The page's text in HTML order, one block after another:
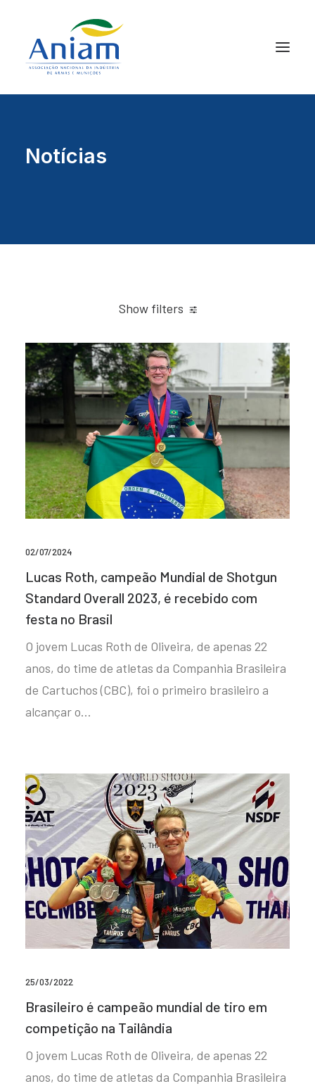
Notícias
Show filters
02/07/2024
Lucas Roth, campeão Mundial de Shotgun
Standard Overall 2023, é recebido com
festa no Brasil
O jovem Lucas Roth de Oliveira, de apenas 22
anos, do time de atletas da Companhia Brasileira
de Cartuchos (CBC), foi o primeiro brasileiro a
alcançar o…
25/03/2022
Brasileiro é campeão mundial de tiro em
competição na Tailândia
O jovem Lucas Roth de Oliveira, de apenas 22
anos, do time de atletas da Companhia Brasileira